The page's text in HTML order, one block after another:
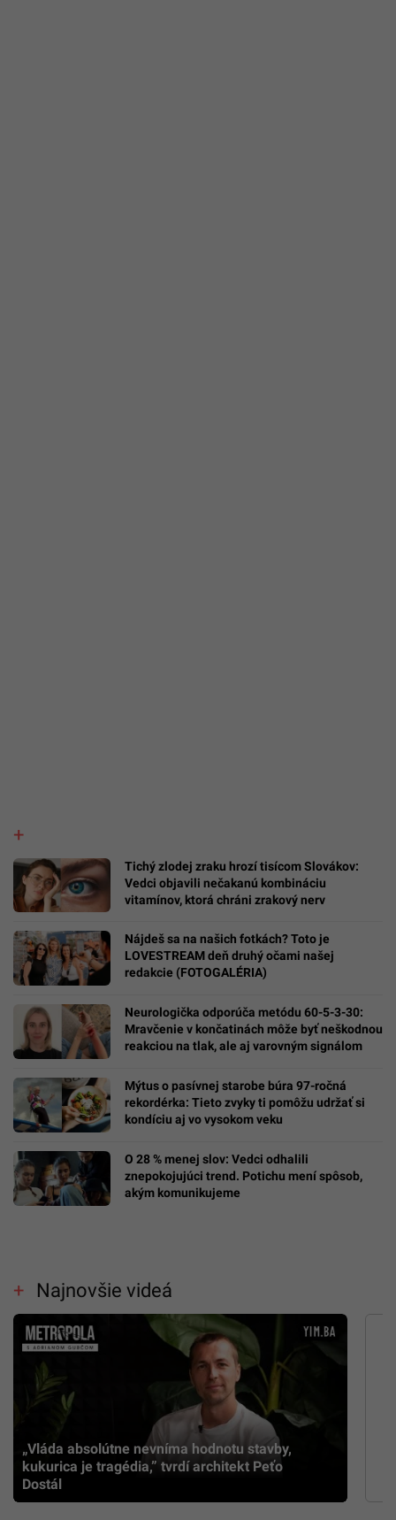
Tichý zlodej zraku hrozí tisícom Slovákov:
Vedci objavili nečakanú kombináciu
vitamínov, ktorá chráni zrakový nerv
Nájdeš sa na našich fotkách? Toto je
LOVESTREAM deň druhý očami našej
redakcie (FOTOGALÉRIA)
Neurologička odporúča metódu 60-5-3-30:
Mravčenie v končatinách môže byť neškodnou
reakciou na tlak, ale aj varovným signálom
Mýtus o pasívnej starobe búra 97-ročná
rekordérka: Tieto zvyky ti pomôžu udržať si
kondíciu aj vo vysokom veku
O 28 % menej slov: Vedci odhalili
znepokojujúci trend. Potichu mení spôsob,
akým komunikujeme
Najnovšie videá
„Vláda absolútne nevníma hodnotu stavby,
kukurica je tragédia,” tvrdí architekt Peťo
Dostál